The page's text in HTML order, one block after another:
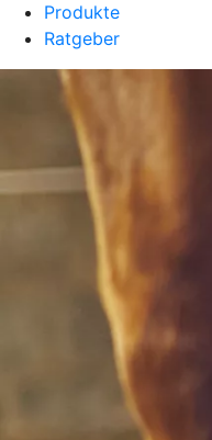
Produkte
Ratgeber